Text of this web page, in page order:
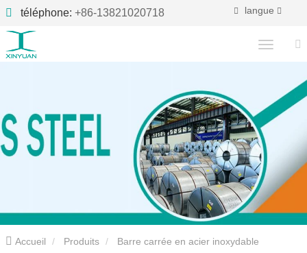
téléphone: +86-13821020718 langue
Accueil Produits Barre carrée en acier inoxydable